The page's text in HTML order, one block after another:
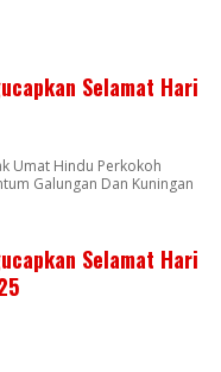
Selamat Hari
Umat Hindu Perkokoh
Galungan Dan Kuningan
Selamat Hari